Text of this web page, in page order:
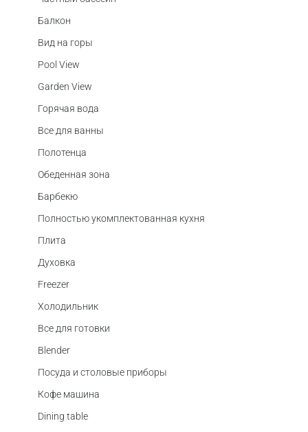
Балкон
Вид на горы
Pool View
Garden View
Горячая вода
Все для ванны
Полотенца
Обеденная зона
Барбекю
Полностью укомплектованная кухня
Плита
Духовка
Freezer
Холодильник
Все для готовки
Blender
Посуда и столовые приборы
Кофе машина
Dining table